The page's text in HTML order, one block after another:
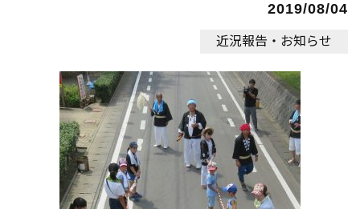
2019/08/04
近況報告・お知らせ